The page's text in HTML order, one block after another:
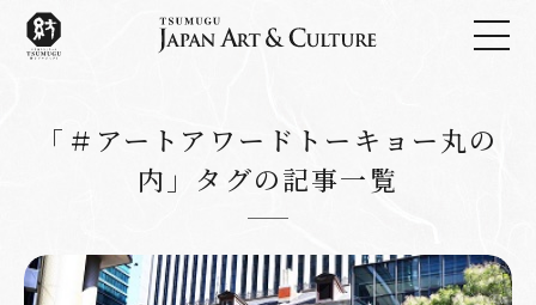
「＃アートアワードトーキョー丸の
内」タグの記事一覧